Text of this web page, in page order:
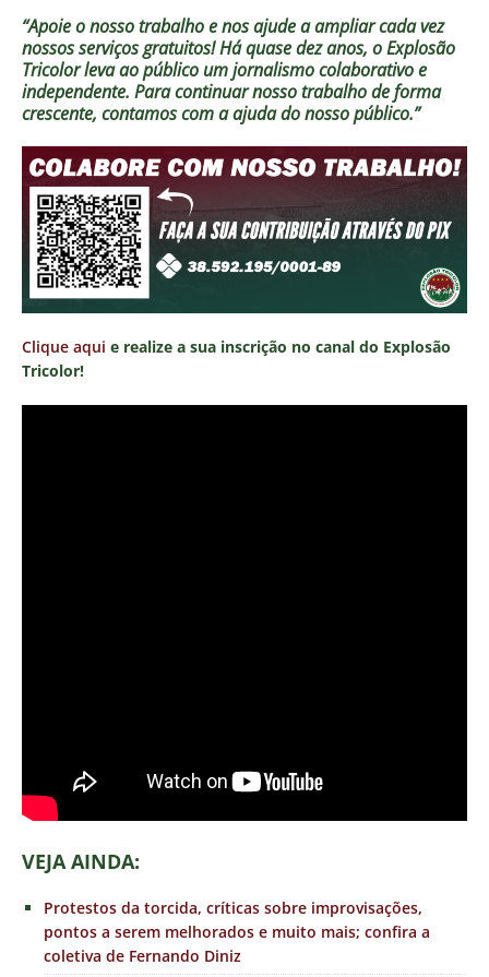
“Apoie o nosso trabalho e nos ajude a ampliar cada vez
nossos serviços gratuitos!Há quase dez anos, o Explosão
Tricolor leva ao público um jornalismo colaborativo e
independente. Para continuar nosso trabalho de forma
crescente, contamos com a ajuda do nosso público.”
Clique aqui e realize a sua inscrição no canal do Explosão
Tricolor!
VEJA AINDA:
Protestos da torcida, críticas sobre improvisações,
pontos a serem melhorados e muito mais; confira a
coletiva de Fernando Diniz